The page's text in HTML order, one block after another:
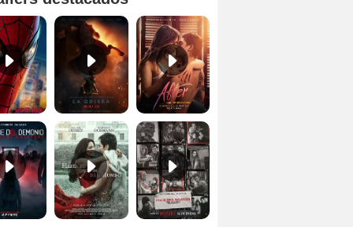
'Spider-Man Un Nuevo Día' - Tráiler oficial subtitulado Primer tráiler oficial de 'La Odisea'
Primer Tráiler Oficial Subtitulado de 'La Noche Del Demonio: Están Entre Nosotros' Primer Tráiler Oficial Subtitulado de 'Una última aventura: Detrás de cámaras de Stranger Things 5'